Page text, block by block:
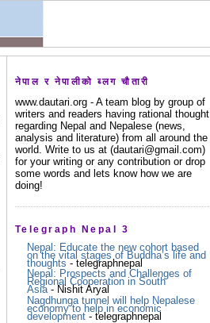
नेपाल र नेपालीको ब्लग चौतारी
www.dautari.org - A team blog by group of
writers and readers having rational thought
regarding Nepal and Nepalese (news,
analysis and literature) from all around the
world. Write to us at (dautari@gmail.com)
for your writing or any contribution or drop
some words and lets know how we are
doing!
Telegraph Nepal 3
Nepal: Educate the new cohort based
on the vital stages of Buddha’s life and
thoughts - telegraphnepal
Nepal: Prospects and Challenges of
Regional Cooperation in South
Asia- Nishit Aryal
Nagdhunga tunnel will help Nepalese
economy to help in economic
development - telegraphnepal